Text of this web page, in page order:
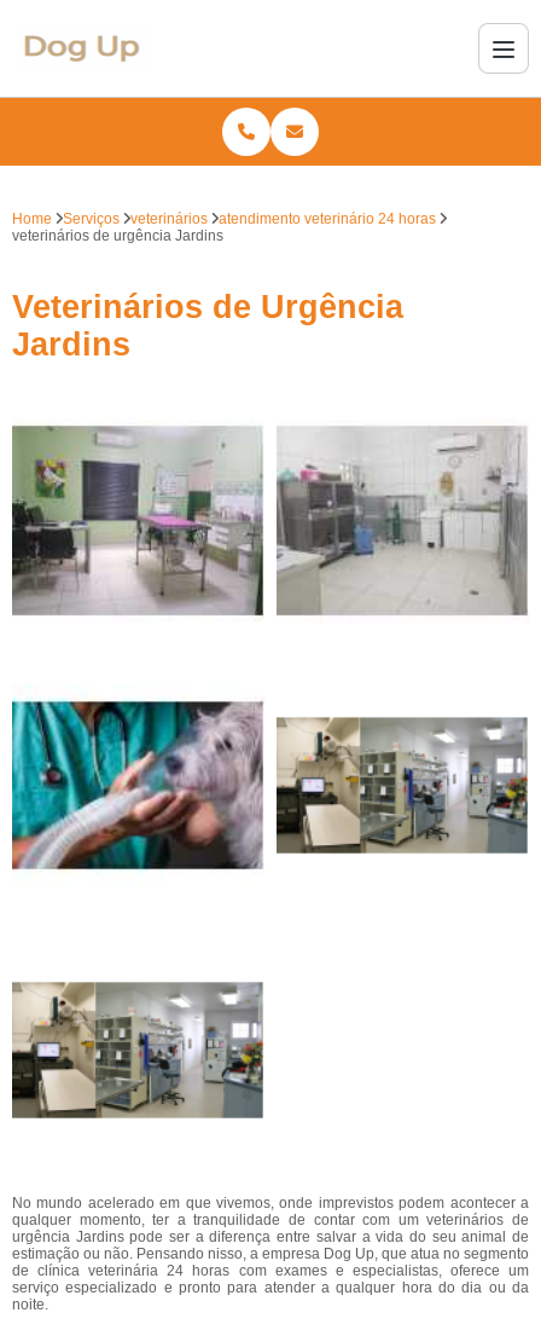
Home Serviços veterinários
atendimento veterinário 24 horas
veterinários de urgência Jardins
Veterinários de Urgência
Jardins
No mundo acelerado em que vivemos, onde imprevistos podem acontecer a
qualquer momento, ter a tranquilidade de contar com um veterinários de
urgência Jardins pode ser a diferença entre salvar a vida do seu animal de
estimação ou não. Pensando nisso, a empresa Dog Up, que atua no segmento
de clínica veterinária 24 horas com exames e especialistas, oferece um
serviço especializado e pronto para atender a qualquer hora do dia ou da
noite.